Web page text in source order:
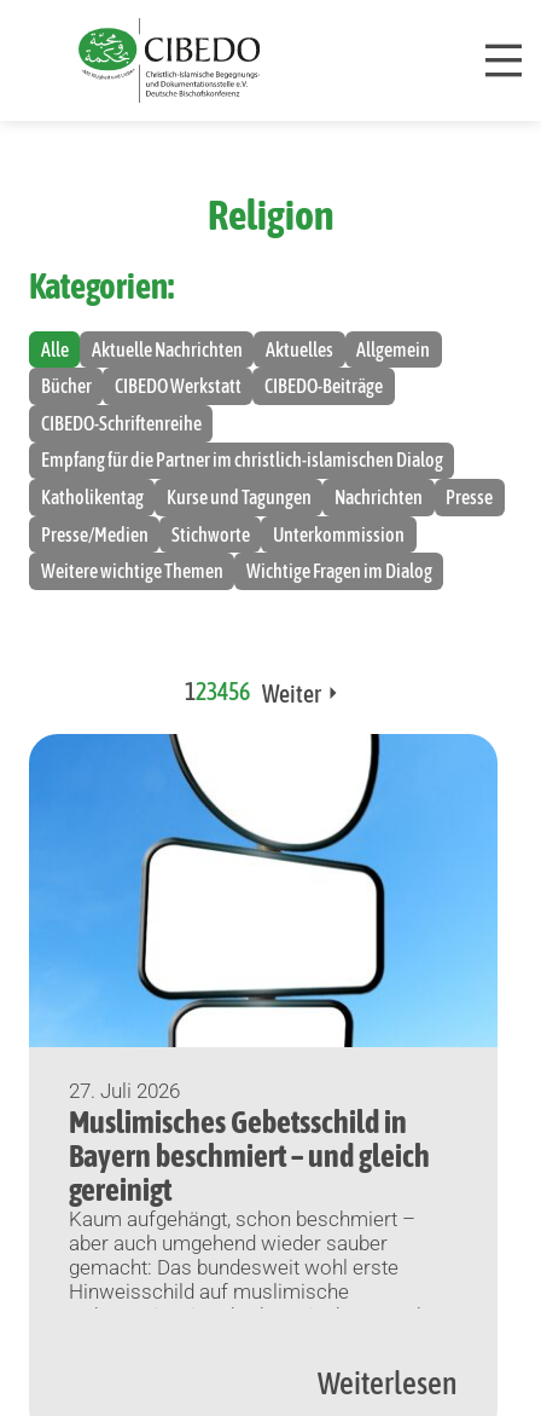
Religion
Kategorien:
Alle Aktuelle Nachrichten Aktuelles
Allgemein
Bücher
CIBEDO Werkstatt
CIBEDO-Beiträge
CIBEDO-Schriftenreihe
Empfang für die Partner im christlich-islamischen Dialog
Katholikentag
Kurse und Tagungen Nachrichten
Presse
Presse/Medien
Stichworte
Unterkommission
Weitere wichtige Themen
Wichtige Fragen im Dialog
123456 Weiter
27. Juli 2026
Muslimisches Gebetsschild in
Bayern beschmiert – und gleich
gereinigt
Kaum aufgehängt, schon beschmiert –
aber auch umgehend wieder sauber
gemacht: Das bundesweit wohl erste
Hinweisschild auf muslimische
Gebetszeiten im oberbayerischen Penzberg
Penzberg (KNA) Am Dienstag war das
Hinweisschild – eine bundesweiteWeiterlesen